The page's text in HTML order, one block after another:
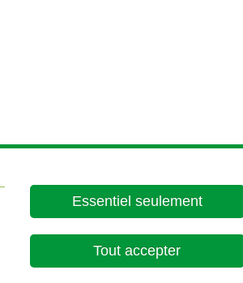
Essentiel seulement
Tout accepter